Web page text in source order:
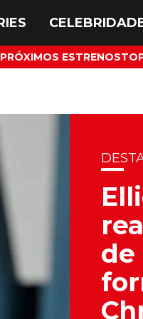
PRÓXIMOS ESTRENOS
de